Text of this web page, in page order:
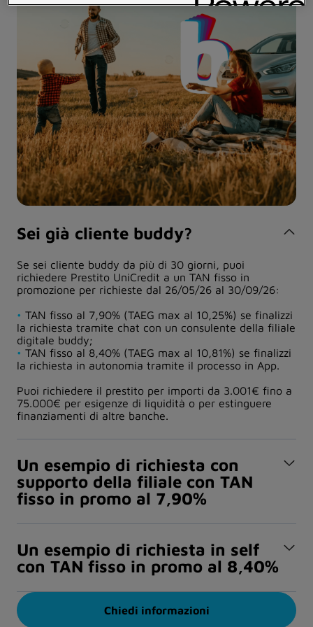
Sei già cliente buddy?
Se sei cliente buddy da più di 30 giorni, puoi
richiedere Prestito UniCredit a un TAN fisso in
promozione per richieste dal 26/05/26 al 30/09/26:
• TAN fisso al 7,90% (TAEG max al 10,25%) se finalizzi
la richiesta tramite chat con un consulente della filiale
digitale buddy;
• TAN fisso al 8,40% (TAEG max al 10,81%) se finalizzi
la richiesta in autonomia tramite il processo in App.
Puoi richiedere il prestito per importi da 3.001€ fino a
75.000€ per esigenze di liquidità o per estinguere
finanziamenti di altre banche.
Un esempio di richiesta con
supporto della filiale con TAN
fisso in promo al 7,90%
Un esempio di richiesta in self
con TAN fisso in promo al 8,40%
Chiedi informazioni